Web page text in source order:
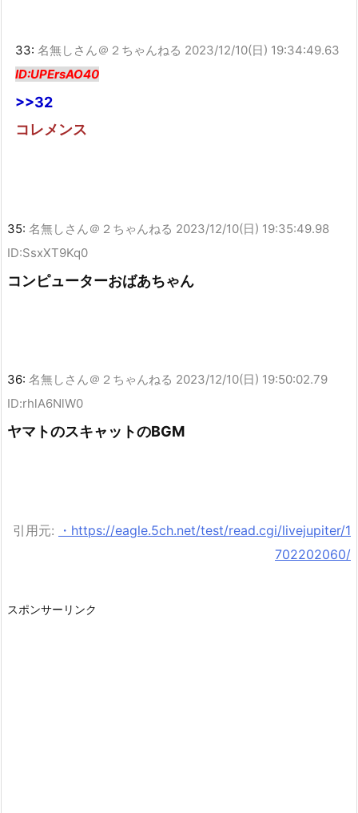
33: 名無しさん＠２ちゃんねる 2023/12/10(日) 19:34:49.63
ID:UPErsAO40
>>32
コレメンス
35: 名無しさん＠２ちゃんねる 2023/12/10(日) 19:35:49.98
ID:SsxXT9Kq0
コンピューターおばあちゃん
36: 名無しさん＠２ちゃんねる 2023/12/10(日) 19:50:02.79
ID:rhlA6NlW0
ヤマトのスキャットのBGM
引用元:
・https://eagle.5ch.net/test/read.cgi/livejupiter/1
702202060/
スポンサーリンク